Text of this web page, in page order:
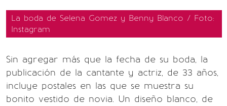
La boda de Selena Gomez y Benny Blanco / Foto:
Instagram
Sin agregar más que la fecha de su boda, la
publicación de la cantante y actriz, de 33 años,
incluye postales en las que se muestra su
bonito vestido de novia. Un diseño blanco, de